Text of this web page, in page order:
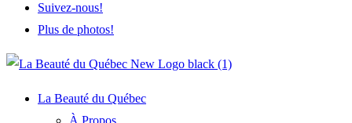
Suivez-nous!
Plus de photos!
La Beauté du Québec
À Propos